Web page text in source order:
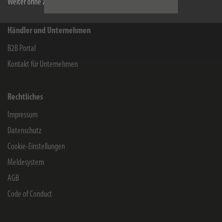
Weiter ohne zu akzeptieren
Händler und Unternehmen
B2B Portal
Kontakt für Unternehmen
Rechtliches
Impressum
Datenschutz
Cookie-Einstellungen
Meldesystem
AGB
Code of Conduct